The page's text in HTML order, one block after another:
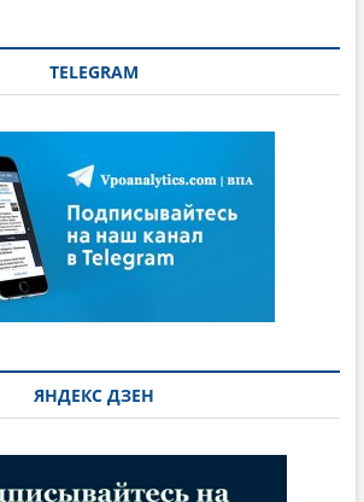
TELEGRAM
ЯНДЕКС ДЗЕН